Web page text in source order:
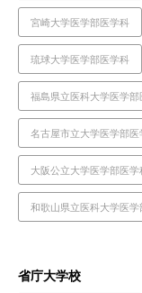
宮崎大学医学部医学科
琉球大学医学部医学科
福島県立医科大学医学部
名古屋市立大学医学部医
大阪公立大学医学部医学
和歌山県立医科大学医学
省庁大学校